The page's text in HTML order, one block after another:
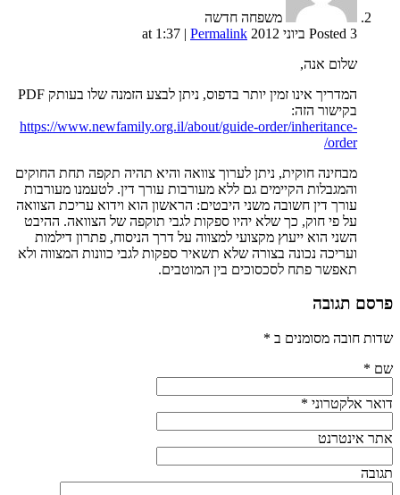
משפחה חדשה
Posted 3 ביוני 2012 at 1:37
| Permalink
שלום אנה,
המדריך אינו זמין יותר בדפוס, ניתן לבצע הזמנה שלו בעותק PDF
בקישור הזה:
https://www.newfamily.org.il/about/guide-order/inheritance-
order/
מבחינה חוקית, ניתן לערוך צוואה והיא תהיה תקפה תחת החוקים
והמגבלות הקיימים גם ללא מעורבות עורך דין. לטעמנו מעורבות
עורך דין חשובה משני היבטים: הראשון הוא וידוא עריכת הצוואה
על פי חוק, כך שלא יהיו ספקות לגבי תוקפה של הצוואה. ההיבט
השני הוא ייעוץ מקצועי למצווה על דרך הניסוח, פתרון דילמות
ועריכה נכונה בצורה שלא תשאיר ספקות לגבי כוונות המצווה ולא
תאפשר פתח לסכסוכים בין המוטבים.
פרסם תגובה
שדות חובה מסומנים ב *
שם *
דואר אלקטרוני *
אתר אינטרנט
תגובה